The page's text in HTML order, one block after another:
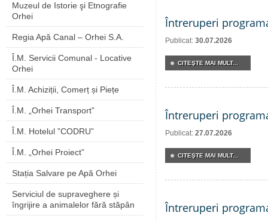
Muzeul de Istorie şi Etnografie
Orhei
Regia Apă Canal – Orhei S.A.
Î.M. Servicii Comunal - Locative
Orhei
Î.M. Achiziții, Comerț și Piețe
Î.M. „Orhei Transport”
Î.M. Hotelul ”CODRU”
Î.M. „Orhei Proiect”
Stația Salvare pe Apă Orhei
Serviciul de supraveghere și
îngrijire a animalelor fără stăpân
Întreruperi
Publicat: 30.07.2026
CITEŞTE MAI MULT...
Întreruperi
Publicat: 27.07.2026
CITEŞTE MAI MULT...
Întreruperi